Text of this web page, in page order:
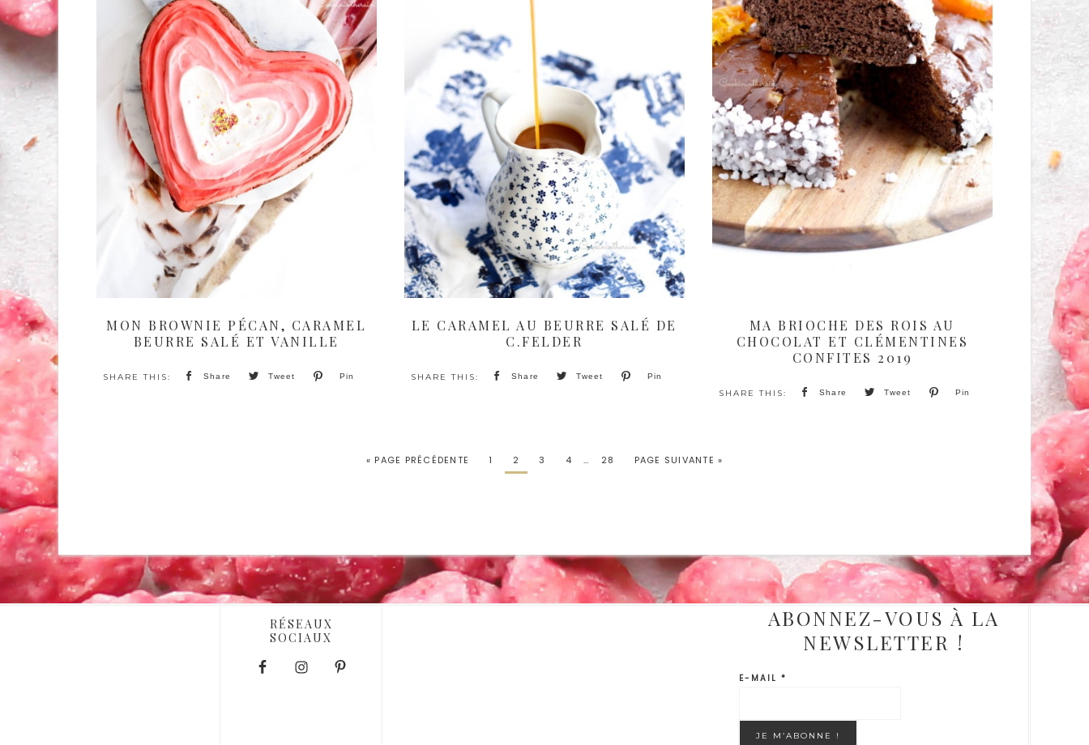
MON BROWNIE PÉCAN, CARAMEL
BEURRE SALÉ ET VANILLE
Share Tweet Pin
LE CARAMEL AU BEURRE SALÉ DE
C.FELDER
Share Tweet Pin
MA BRIOCHE DES ROIS AU
CHOCOLAT ET CLÉMENTINES
CONFITES 2019
Share Tweet Pin
« PAGE PRÉCÉDENTE 1 2 3 4 … 28 PAGE SUIVANTE »
RÉSEAUX
SOCIAUX
ABONNEZ-VOUS À LA
NEWSLETTER !
E-MAIL *